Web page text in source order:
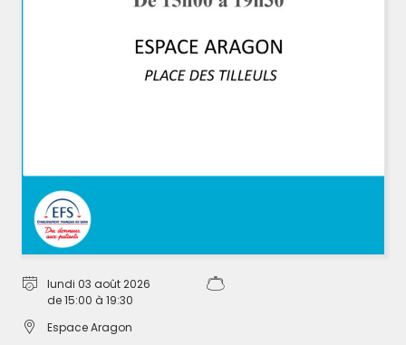
Vie de Quartier
Circulation, stationnement et
sécurité
Guide municipal
Petite enfance
Accueil de loisirs
Vie scolaire
Espace Jeunes
Le CME
Modalités de paiements
lundi 03 août 2026
de 15:00 à 19:30
Espace Aragon